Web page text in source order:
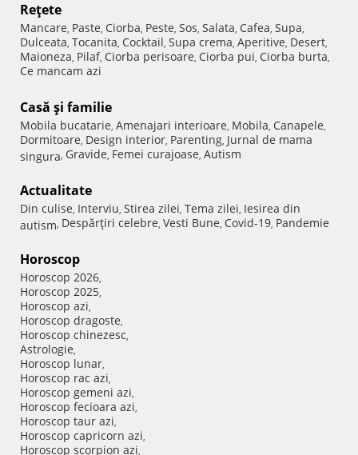
Reţete
Mancare, Paste, Ciorba, Peste, Sos, Salata, Cafea, Supa,
Dulceata, Tocanita, Cocktail, Supa crema, Aperitive, Desert,
Maioneza, Pilaf, Ciorba perisoare, Ciorba pui, Ciorba burta,
Ce mancam azi
Casă şi familie
Mobila bucatarie, Amenajari interioare, Mobila, Canapele,
Dormitoare, Design interior, Parenting, Jurnal de mama
singura, Gravide, Femei curajoase, Autism
Actualitate
Din culise, Interviu, Stirea zilei, Tema zilei, Iesirea din
autism, Despărţiri celebre, Vesti Bune, Covid-19, Pandemie
Horoscop
Horoscop 2026,
Horoscop 2025,
Horoscop azi,
Horoscop dragoste,
Horoscop chinezesc,
Astrologie,
Horoscop lunar,
Horoscop rac azi,
Horoscop gemeni azi,
Horoscop fecioara azi,
Horoscop taur azi,
Horoscop capricorn azi,
Horoscop scorpion azi,